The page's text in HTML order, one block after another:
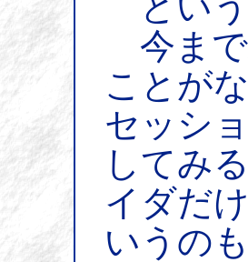
今まで
ことが
セッシ
してみ
イダだ
いうの